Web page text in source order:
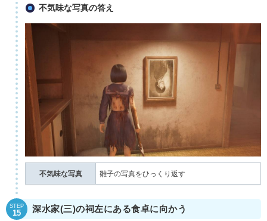
不気味な写真の答え
不気味な写真 雛子の写真をひっくり返す
STEP
15 深水家(三)の祠左にある食卓に向かう